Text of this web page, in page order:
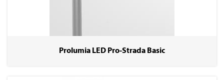
Prolumia LED Pro-Strada Basic